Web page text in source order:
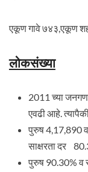
एकूण गावे ७४३,एकूण
लोकसंख्या
2011 च्या
एवढी आहे.
पुरुष 4,17,890
साक्षरता दर
पुरुष 90.30% व